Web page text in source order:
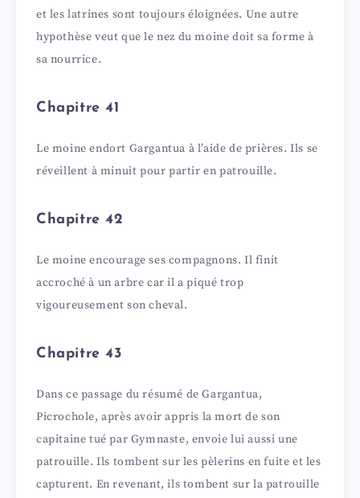
et les latrines sont toujours éloignées. Une autre
hypothèse veut que le nez du moine doit sa forme à
sa nourrice.
Chapitre 41
Le moine endort Gargantua à l’aide de prières. Ils se
réveillent à minuit pour partir en patrouille.
Chapitre 42
Le moine encourage ses compagnons. Il finit
accroché à un arbre car il a piqué trop
vigoureusement son cheval.
Chapitre 43
Dans ce passage du résumé de Gargantua,
Picrochole, après avoir appris la mort de son
capitaine tué par Gymnaste, envoie lui aussi une
patrouille. Ils tombent sur les pèlerins en fuite et les
capturent. En revenant, ils tombent sur la patrouille